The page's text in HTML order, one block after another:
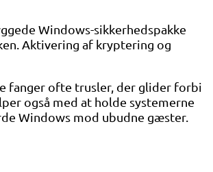
Windows-sikkerhedspakke
Aktivering af kryptering og
fanger ofte trusler, der glider forbi
også med at holde systemerne
Windows mod ubudne gæster.